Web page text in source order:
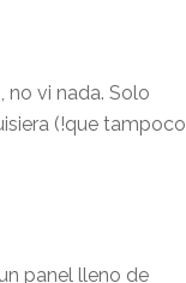
no vi nada. Solo
(!que tampoco
panel lleno de